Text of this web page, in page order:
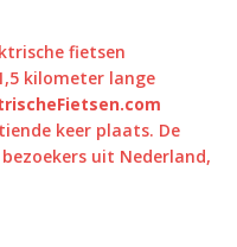
fietsen
kilometer lange
keer plaats. De
uit Nederland,